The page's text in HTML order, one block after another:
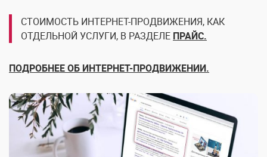
СТОИМОСТЬ ИНТЕРНЕТ-ПРОДВИЖЕНИЯ, КАК
ОТДЕЛЬНОЙ УСЛУГИ, В РАЗДЕЛЕ ПРАЙС.
ПОДРОБНЕЕ ОБ ИНТЕРНЕТ-ПРОДВИЖЕНИИ.